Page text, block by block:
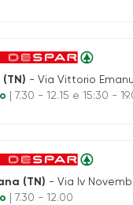
(TN) - Via Vittorio Emanuele
| 7.30 - 12.15 e 15:30 -
(TN) - Via Iv
| 7.30 - 12.00